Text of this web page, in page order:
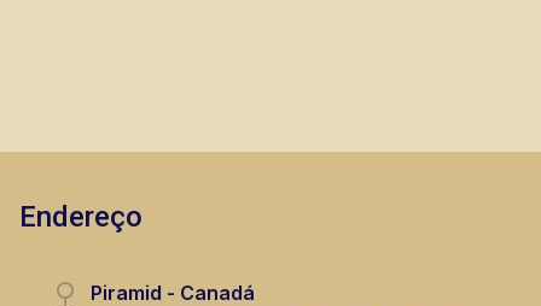
Endereço
Piramid - Canadá